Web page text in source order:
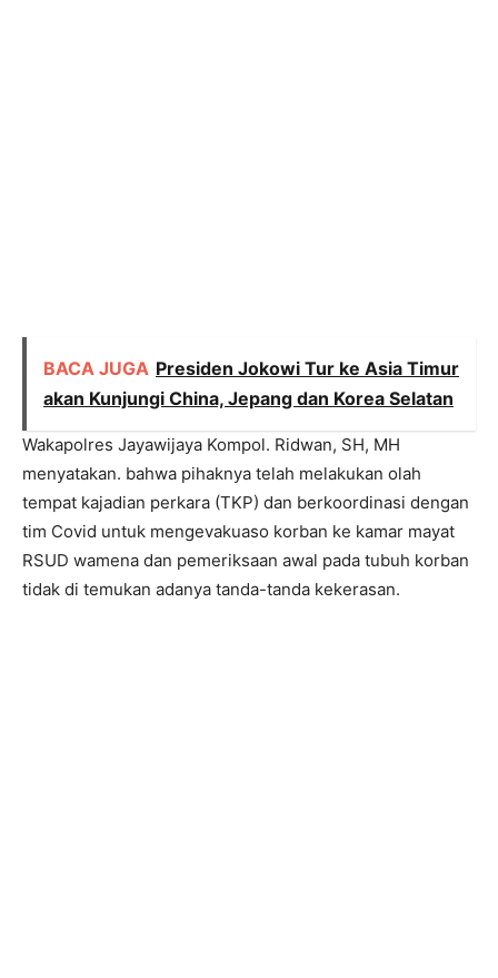
BACA JUGA Presiden Jokowi Tur ke Asia Timur
akan Kunjungi China, Jepang dan Korea Selatan
Wakapolres Jayawijaya Kompol. Ridwan, SH, MH
menyatakan. bahwa pihaknya telah melakukan olah
tempat kajadian perkara (TKP) dan berkoordinasi dengan
tim Covid untuk mengevakuaso korban ke kamar mayat
RSUD wamena dan pemeriksaan awal pada tubuh korban
tidak di temukan adanya tanda-tanda kekerasan.